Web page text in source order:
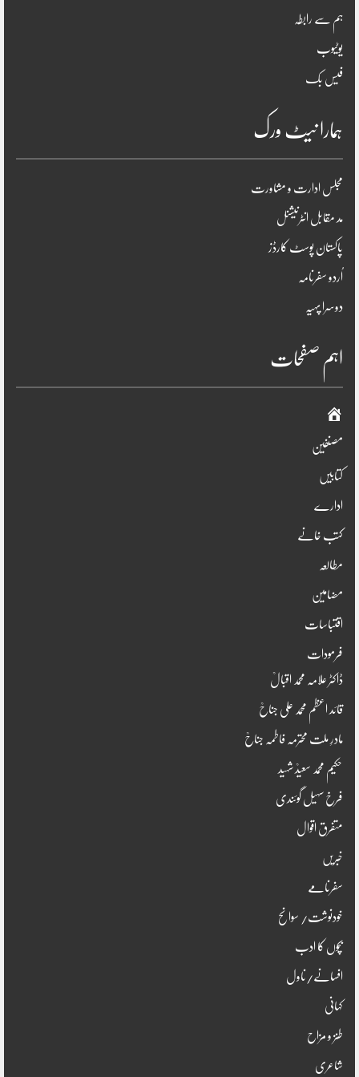
ہم سے رابطہ
یوٹیوب
فیس بک
ہمارا نیٹ ورک
مجلس ادارت و مشاورت
مد مقابل انٹرنیشنل
پاکستان پوسٹ کارڈز
اُردو سفرنامہ
دوسرا پہیہ
اہم صفحات
صفحہ
اوّل
مصنفین
کتابیں
ادارے
کتب خانے
مطالعہ
مضامین
اقتباسات
فرمودات
ڈاکٹر علامہ محمد اقبالؒ
قائد اعظم محمد علی جناحؒ
مادرِ ملت محترمہ فاطمہ جناحؒ
حکیم محمد سعیدؒ شہید
فرخ سہیل گوئندی
متفرق اقوال
خبریں
سفرنامے
خودنوشت/ سوانح
بچوں کا ادب
افسانے/ناول
کہانی
طنز و مزاح
شاعری